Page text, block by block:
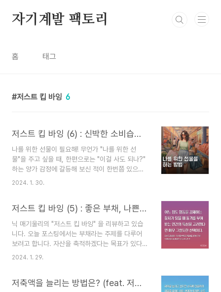
자기계발 팩토리
홈 태그
저스트 킵 바잉 6
저스트 킵 바잉 (6) : 신박한 소비습관 : 나를 위한 선물이 필요할 때
나를 위한 선물이 필요해! 무언가 "나를 위한 선
물"을 주고 싶을 때, 한편으로는 "이걸 사도 되나?"
하는 양가 감정에 갈등해 보신 적이 한번쯤 있으시
겠죠? 앞선 여러 편의 포스팅을 통해서 소개한 바
면서도 즐겁게 자산을 형성할 수 있는 방법론에 대
가장 영감을 얻었던 챕터에 나오는 이야기입니다.
돈을 쓸 때 죄책감과 부담감을 덜어 주는 아주 효과
적인 방법에 관한 내용이에요. 결론부터 이야기 하
면 저자는 두 가지 기준을 제시합니다. 죄책감 없이
해당하는 만큼 수익창출 자산을 투자할 것. 2. 성취
감을 높여..
2024. 1. 30.
저스트 킵 바잉 (5) : 좋은 부채, 나쁜 부채란?
닉 매기울리의 "저스트 킵 바잉" 을 리뷰하고 있습
니다. 오늘 포스팅에서는 부채라는 주제를 다루어
보려고 합니다. 자산을 축적하겠다는 목표가 있다
면, 일단 부채 청산을 최우선으로 생각하겠지요. 어
빚이라고 무조건 다 나쁜 게 아니라는 것이죠. 저자
2024. 1. 29.
저축액을 늘리는 방법은? (feat. 저스트 킵 바잉)